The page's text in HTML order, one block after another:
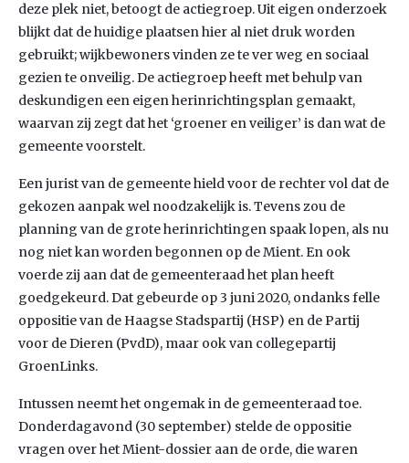
deze plek niet, betoogt de actiegroep. Uit eigen onderzoek
blijkt dat de huidige plaatsen hier al niet druk worden
gebruikt; wijkbewoners vinden ze te ver weg en sociaal
gezien te onveilig. De actiegroep heeft met behulp van
deskundigen een eigen herinrichtingsplan gemaakt,
waarvan zij zegt dat het ‘groener en veiliger’ is dan wat de
gemeente voorstelt.
Een jurist van de gemeente hield voor de rechter vol dat de
gekozen aanpak wel noodzakelijk is. Tevens zou de
planning van de grote herinrichtingen spaak lopen, als nu
nog niet kan worden begonnen op de Mient. En ook
voerde zij aan dat de gemeenteraad het plan heeft
goedgekeurd. Dat gebeurde op 3 juni 2020, ondanks felle
oppositie van de Haagse Stadspartij (HSP) en de Partij
voor de Dieren (PvdD), maar ook van collegepartij
GroenLinks.
Intussen neemt het ongemak in de gemeenteraad toe.
Donderdagavond (30 september) stelde de oppositie
vragen over het Mient-dossier aan de orde, die waren